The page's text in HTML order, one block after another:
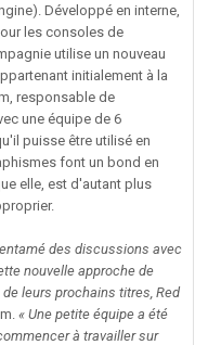
Développé en interne,
les consoles de
utilise un nouveau
initialement à la
responsable de
une équipe de 6
puisse être utilisé en
font un bond en
elle, est d'autant plus
des discussions avec
nouvelle approche de
leurs prochains titres, Red
« Une petite équipe a été
à travailler sur